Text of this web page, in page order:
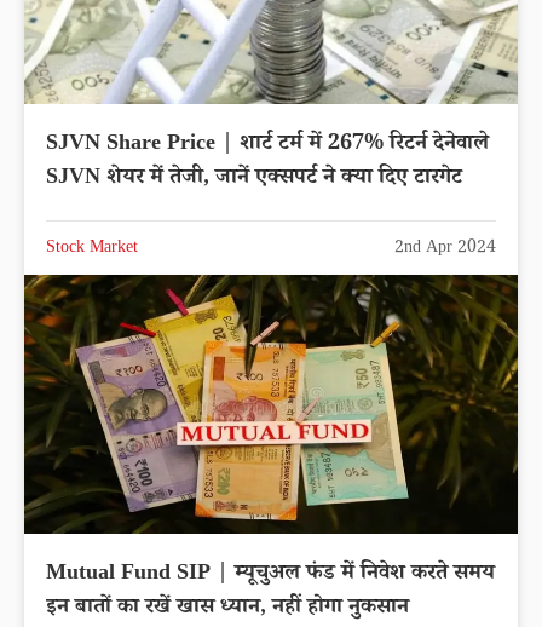
SJVN Share Price | शार्ट टर्म में 267% रिटर्न देनेवाले
SJVN शेयर में तेजी, जानें एक्सपर्ट ने क्या दिए टारगेट
Stock Market 2nd Apr 2024
Mutual Fund SIP | म्यूचुअल फंड में निवेश करते समय
इन बातों का रखें खास ध्यान, नहीं होगा नुकसान